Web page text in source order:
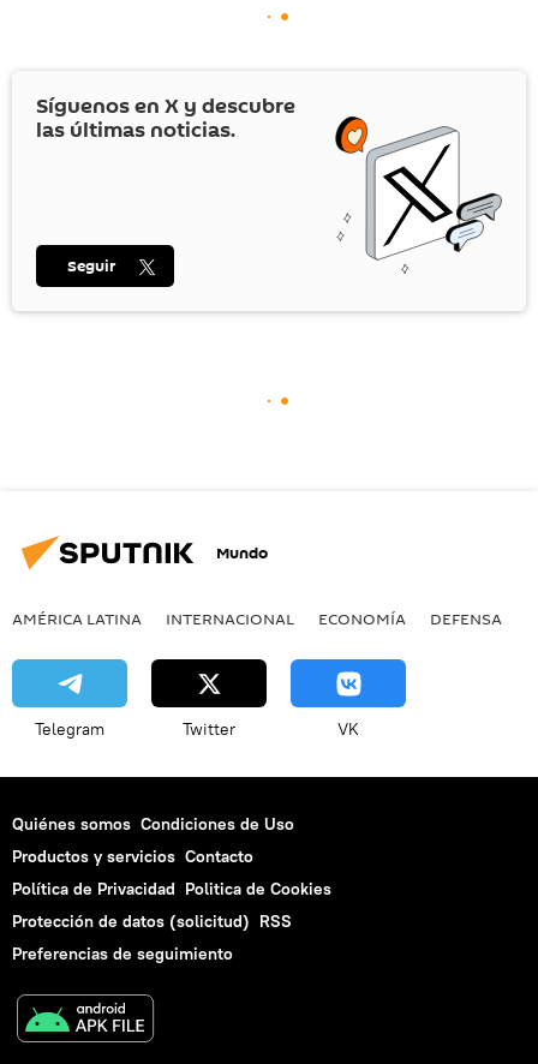
Síguenos en X y descubre
las últimas noticias.
Seguir
Mundo
AMÉRICA LATINA INTERNACIONAL ECONOMÍA DEFENSA
Telegram Twitter VK
Quiénes somos Condiciones de Uso
Productos y servicios Contacto
Política de Privacidad Politica de Cookies
Protección de datos (solicitud) RSS
Preferencias de seguimiento